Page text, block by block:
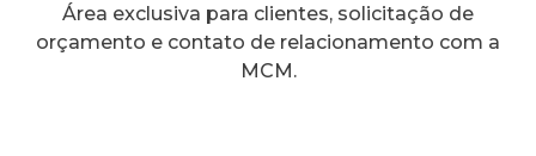
Área exclusiva para clientes, solicitação de
orçamento e contato de relacionamento com a
MCM.